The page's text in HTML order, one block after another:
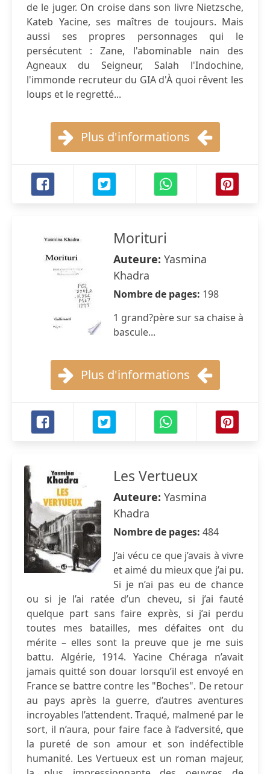
de le juger. On croise dans son livre Nietzsche,
Kateb Yacine, ses maîtres de toujours. Mais
aussi ses propres personnages qui le
persécutent : Zane, l'abominable nain des
Agneaux du Seigneur, Salah l'Indochine,
l'immonde recruteur du GIA d'À quoi rêvent les
loups et le regretté...
Plus d'informations
Morituri
Auteure: Yasmina
Khadra
Nombre de pages: 198
1 grand?père sur sa chaise à
bascule...
Plus d'informations
Les Vertueux
Auteure: Yasmina
Khadra
Nombre de pages: 484
J’ai vécu ce que j’avais à vivre
et aimé du mieux que j’ai pu.
Si je n’ai pas eu de chance
ou si je l’ai ratée d’un cheveu, si j’ai fauté
quelque part sans faire exprès, si j’ai perdu
toutes mes batailles, mes défaites ont du
mérite – elles sont la preuve que je me suis
battu. Algérie, 1914. Yacine Chéraga n’avait
jamais quitté son douar lorsqu’il est envoyé en
France se battre contre les "Boches". De retour
au pays après la guerre, d’autres aventures
incroyables l’attendent. Traqué, malmené par le
sort, il n’aura, pour faire face à l’adversité, que
la pureté de son amour et son indéfectible
humanité. Les Vertueux est un roman majeur,